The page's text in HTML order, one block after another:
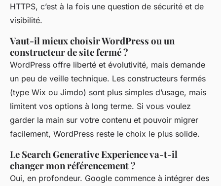
HTTPS, c’est à la fois une question de sécurité et de
visibilité.
Vaut-il mieux choisir WordPress ou un
constructeur de site fermé ?
WordPress offre liberté et évolutivité, mais demande
un peu de veille technique. Les constructeurs fermés
(type Wix ou Jimdo) sont plus simples d’usage, mais
limitent vos options à long terme. Si vous voulez
garder la main sur votre contenu et pouvoir migrer
facilement, WordPress reste le choix le plus solide.
Le Search Generative Experience va-t-il
changer mon référencement ?
Oui, en profondeur. Google commence à intégrer des